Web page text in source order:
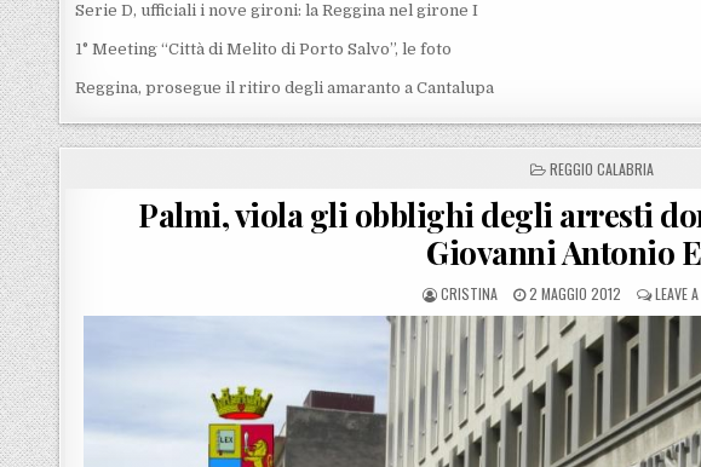
Serie D, ufficiali i nove gironi: la Reggina nel girone I
1° Meeting “Città di Melito di Porto Salvo”, le foto
Reggina, prosegue il ritiro degli amaranto a Cantalupa
POSTED IN
REGGIO CALABRIA
Palmi, viola gli obblighi degli arresti
Giovanni Antonio
POSTED BY
CRISTINA POSTED ON
2 MAGGIO 2012 LEAVE